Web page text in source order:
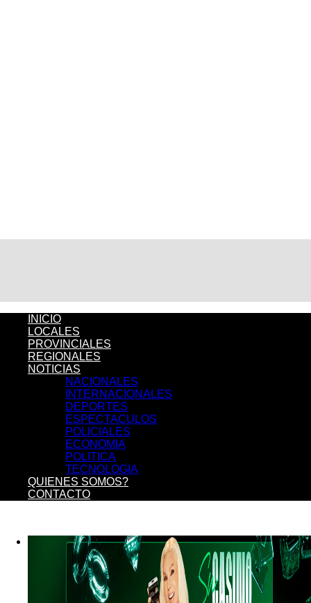
INFO
INICIO
LOCALES
PROVINCIALES
REGIONALES
NOTICIAS
NACIONALES
INTERNACIONALES
DEPORTES
ESPECTACULOS
POLICIALES
ECONOMIA
POLITICA
TECNOLOGIA
QUIENES SOMOS?
CONTACTO